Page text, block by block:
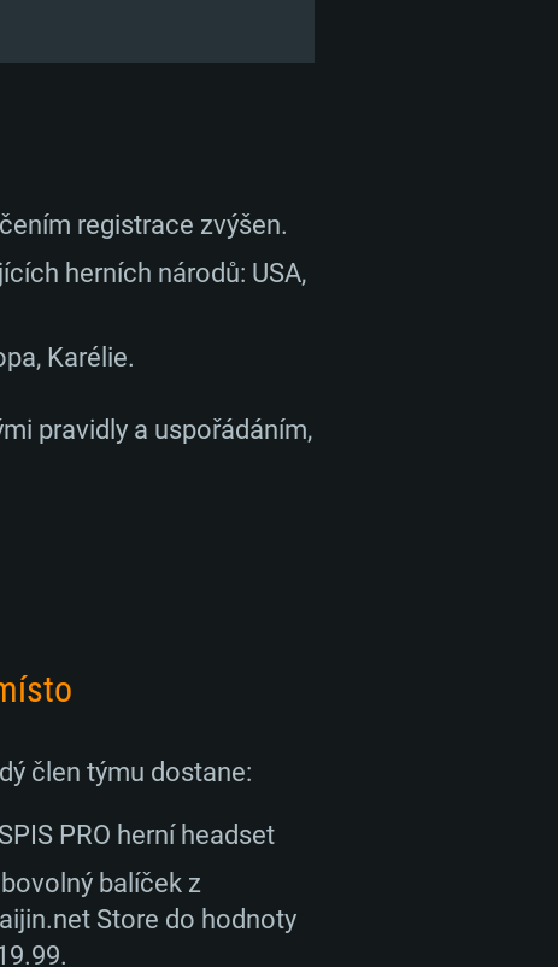
registrace zvýšen.
herních národů: USA,
Karélie.
pravidly a uspořádáním,
člen týmu dostane:
PRO herní headset
balíček z
Store do hodnoty